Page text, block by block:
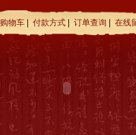
购物车 | 付款方式 | 订单查询 | 在线